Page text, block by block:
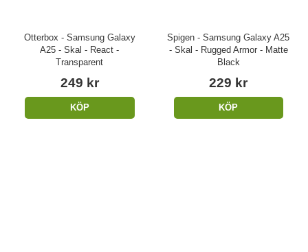
Otterbox - Samsung Galaxy
A25 - Skal - React -
Transparent
249 kr
KÖP
Spigen - Samsung Galaxy A25
- Skal - Rugged Armor - Matte
Black
229 kr
KÖP